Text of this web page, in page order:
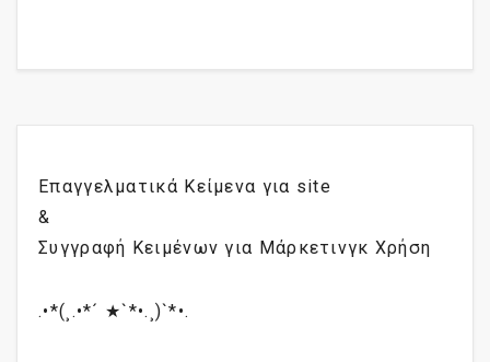
Επαγγελματικά Κείμενα για site
&
Συγγραφή Κειμένων για Μάρκετινγκ Χρήση
.•*(¸.•*´ ★`*•.¸)`*•.